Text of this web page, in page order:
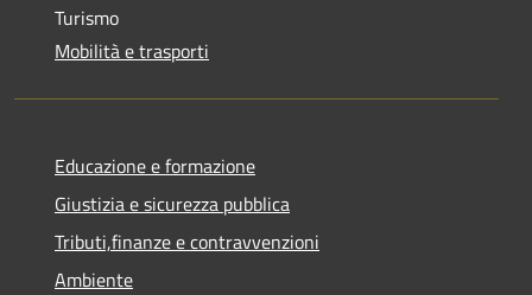
Turismo
Mobilità e trasporti
Educazione e formazione
Giustizia e sicurezza pubblica
Tributi,finanze e contravvenzioni
Ambiente